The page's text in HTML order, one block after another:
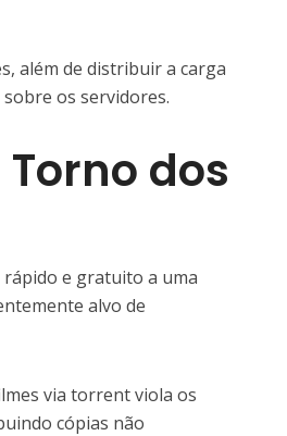
além de distribuir a carga
os servidores.
dos
e gratuito a uma
alvo de
via torrent viola os
cópias não